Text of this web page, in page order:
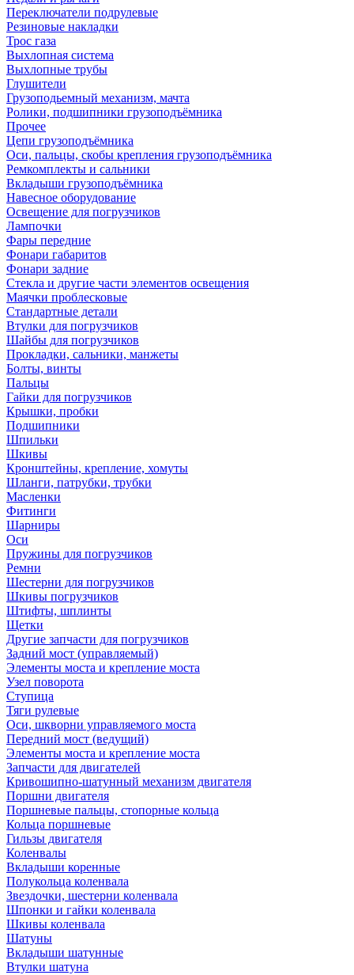
Переключатели подрулевые
Резиновые накладки
Трос газа
Выхлопная система
Выхлопные трубы
Глушители
Грузоподьемный механизм, мачта
Ролики, подшипники грузоподъёмника
Прочее
Цепи грузоподъёмника
Оси, пальцы, скобы крепления грузоподъёмника
Ремкомплекты и сальники
Вкладыши грузоподъёмника
Навесное оборудование
Освещение для погрузчиков
Лампочки
Фары передние
Фонари габаритов
Фонари задние
Стекла и другие части элементов освещения
Маячки проблесковые
Стандартные детали
Втулки для погрузчиков
Шайбы для погрузчиков
Прокладки, сальники, манжеты
Болты, винты
Пальцы
Гайки для погрузчиков
Крышки, пробки
Подшипники
Шпильки
Шкивы
Кронштейны, крепление, хомуты
Шланги, патрубки, трубки
Масленки
Фитинги
Шарниры
Оси
Пружины для погрузчиков
Ремни
Шестерни для погрузчиков
Шкивы погрузчиков
Штифты, шплинты
Щетки
Другие запчасти для погрузчиков
Задний мост (управляемый)
Элементы моста и крепление моста
Узел поворота
Ступица
Тяги рулевые
Оси, шкворни управляемого моста
Передний мост (ведущий)
Элементы моста и крепление моста
Запчасти для двигателей
Кривошипно-шатунный механизм двигателя
Поршни двигателя
Поршневые пальцы, стопорные кольца
Кольца поршневые
Гильзы двигателя
Коленвалы
Вкладыши коренные
Полукольца коленвала
Звездочки, шестерни коленвала
Шпонки и гайки коленвала
Шкивы коленвала
Шатуны
Вкладыши шатунные
Втулки шатуна